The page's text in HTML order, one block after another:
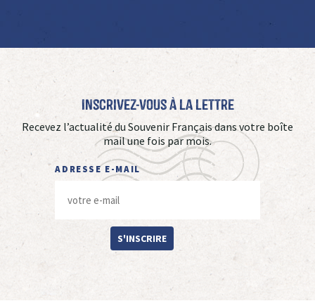
Inscrivez-vous à La Lettre
Recevez l’actualité du Souvenir Français dans votre boîte
mail une fois par mois.
ADRESSE E-MAIL
S'INSCRIRE